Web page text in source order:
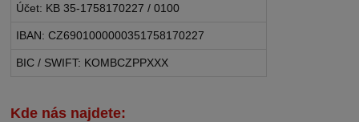
Účet: KB 35-1758170227 / 0100
IBAN: CZ6901000000351758170227
BIC / SWIFT: KOMBCZPPXXX
Kde nás najdete: